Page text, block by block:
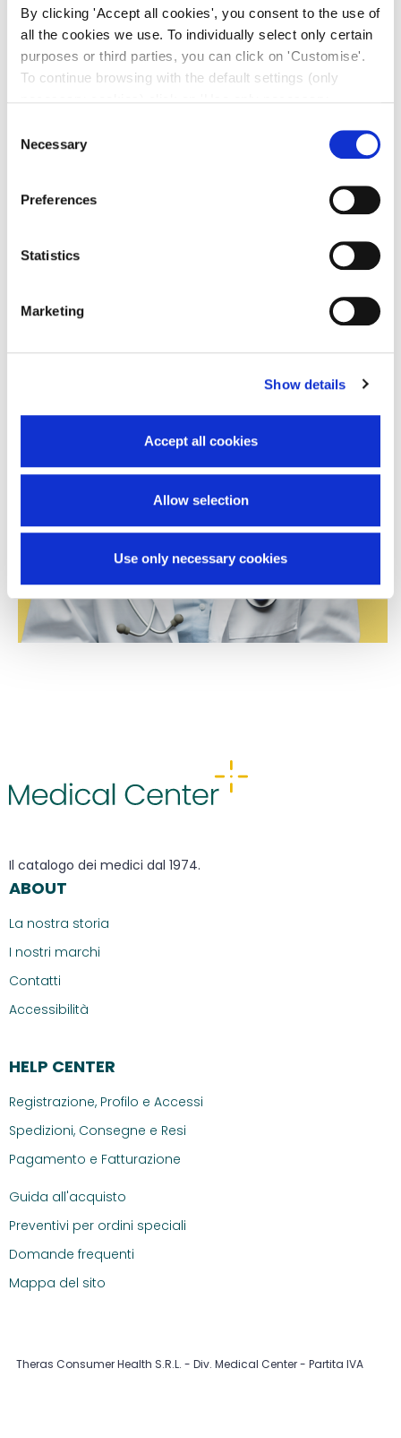
By clicking 'Accept all cookies', you consent to the use of
all the cookies we use. To individually select only certain
purposes or third parties, you can click on 'Customise'.
To continue browsing with the default settings (only
Policy. The cookie settings can be updated at any time
Selection
Necessary
Preferences
Statistics
Marketing
Show details
Accept all cookies
Allow selection
Use only necessary cookies
Sei un professionista
della salute?Scopri gli
sconti a te dedicati.
Il catalogo dei medici dal 1974.
ABOUT
La nostra storia
I nostri marchi
Contatti
Accessibilità
HELP CENTER
Registrazione, Profilo e Accessi
Spedizioni, Consegne e Resi
Pagamento e Fatturazione
Guida all'acquisto
Preventivi per ordini speciali
Domande frequenti
Mappa del sito
Theras Consumer Health S.R.L. - Div. Medical Center - Partita IVA